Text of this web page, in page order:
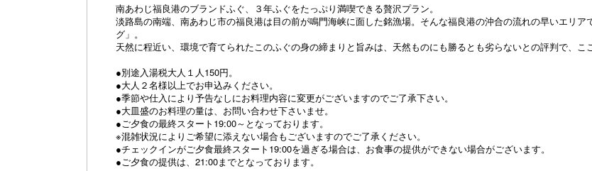
南あわじ福良港のブランドふぐ、３年ふぐをたっぷり満喫できる贅沢プラン。
淡路島の南端、南あわじ市の福良港は目の前が鳴門海峡に面した銘漁場。そんな福良港の沖合の流れの早いエリ
グ」。
天然に程近い、環境で育てられたこのふぐの身の締まりと旨みは、天然ものにも勝るとも劣らないとの評判で、こ
●別途入湯税大人１人150円。
●大人２名様以上でお申込みください。
●季節や仕入により予告なしにお料理内容に変更がございますのでご了承下さい。
●大皿盛のお料理の量は、お問い合わせ下さいませ。
●ご夕食の最終スタート19:00～となっております。
※混雑状況によりご希望に添えない場合もございますのでご了承ください。
●チェックインがご夕食最終スタート19:00を過ぎる場合は、お食事の提供ができない場合がございます。
●ご夕食の提供は、21:00までとなっております。